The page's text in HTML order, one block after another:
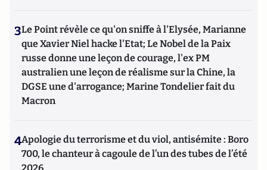
3Le Point révèle ce qu'on sniffe à l'Elysée, Marianne
que Xavier Niel hacke l'Etat; Le Nobel de la Paix
russe donne une leçon de courage, l'ex PM
australien une leçon de réalisme sur la Chine, la
DGSE une d'arrogance; Marine Tondelier fait du
Macron
4Apologie du terrorisme et du viol, antisémite : Boro
700, le chanteur à cagoule de l’un des tubes de l’été